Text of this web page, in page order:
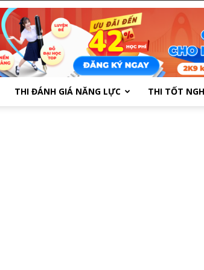
THI ĐÁNH GIÁ NĂNG LỰC THI TỐT